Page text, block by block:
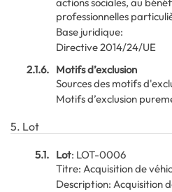
actions sociales, au
professionnelles
Base juridique:
Directive 2014/24/UE
2.1.6. Motifs d’exclusion
Sources des motifs
Motifs d’exclusion
5. Lot
5.1. Lot: LOT-0006
Titre: Acquisition de
Description: Acquisition